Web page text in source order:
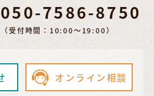
050-7586-8750
（受付時間：10:00～19:00）
オンライン相談